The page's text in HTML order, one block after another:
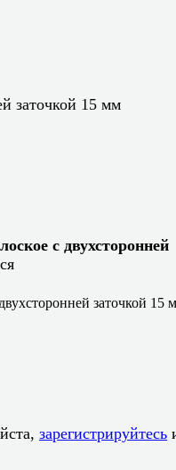
заточкой 15 мм
с двухсторонней
заточкой 15
зарегистрируйтесь